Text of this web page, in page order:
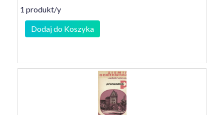
1 produkt/y
Dodaj do Koszyka